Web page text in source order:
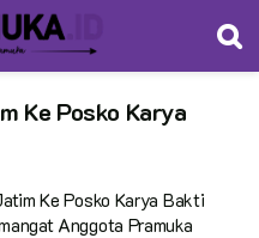
Ke Posko Karya
Ke Posko Karya Bakti
Anggota Pramuka